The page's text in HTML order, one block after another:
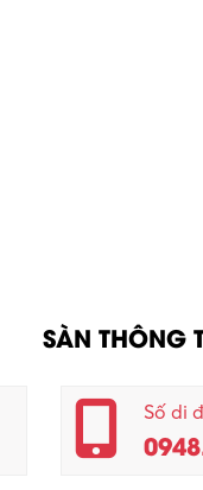
SÀN THÔNG
Số di